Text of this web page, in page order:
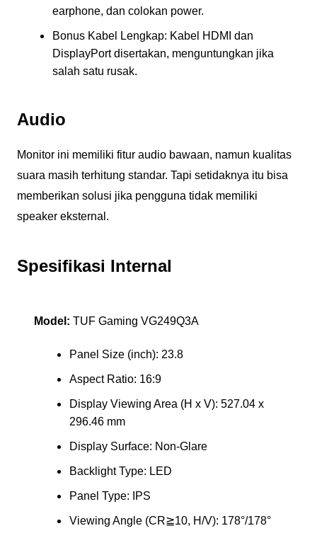
earphone, dan colokan power.
Bonus Kabel Lengkap: Kabel HDMI dan
DisplayPort disertakan, menguntungkan jika
salah satu rusak.
Audio
Monitor ini memiliki fitur audio bawaan, namun kualitas
suara masih terhitung standar. Tapi setidaknya itu bisa
memberikan solusi jika pengguna tidak memiliki
speaker eksternal.
Spesifikasi Internal
Model: TUF Gaming VG249Q3A
Panel Size (inch): 23.8
Aspect Ratio: 16:9
Display Viewing Area (H x V): 527.04 x
296.46 mm
Display Surface: Non-Glare
Backlight Type: LED
Panel Type: IPS
Viewing Angle (CR≧10, H/V): 178°/178°